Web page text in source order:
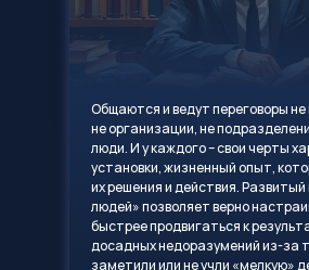
Общаются и ведут переговоры не
не организации, не
люди. И у каждого – свои черты
установки, жизненный опыт,
их решения и действия.
людей» позволяет верно
быстрее продвигаться к
досадных недоразумений из-за
заметили или не учли «мелкую»